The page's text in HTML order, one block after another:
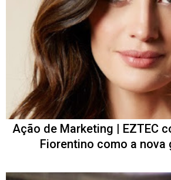
Ação de Marketing | EZTEC
Fiorentino como a nova